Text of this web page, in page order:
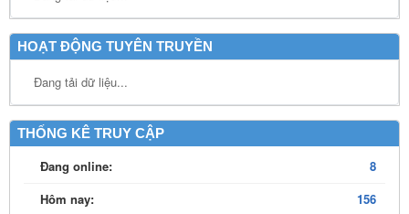
HOẠT ĐỘNG TUYÊN TRUYỀN
Đang tải dữ liệu...
THỐNG KÊ TRUY CẬP
Đang online:
8
Hôm nay:
156